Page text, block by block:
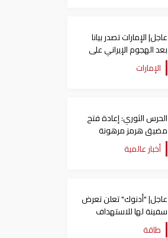
عاجل| الإمارات تصدر بيانا
بعد الهجوم الإيراني على
سفينة تابعة لـ"أدنوك"
الإمارات
الحرس الثوري: إعادة فتح
مضيق هرمز مرهونة
بقبول واشنطن الكامل
لشروط طهران
أخبار عالمية
عاجل| "أدنوك" تعلن تعرض
سفينة لها للاستهداف
بصاروخ في مضيق هرمز
طاقة